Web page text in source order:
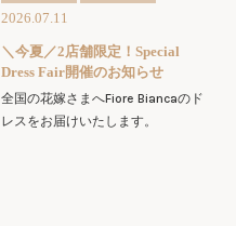
2026.07.11
＼今夏／2店舗限定！Special
Dress Fair開催のお知らせ
全国の花嫁さまへFiore Biancaのド
レスをお届けいたします。